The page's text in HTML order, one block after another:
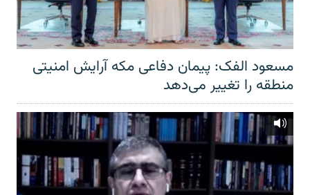
مسعود الفک: پیمان دفاعی مکه آرایش امنیتی
منطقه را تغییر می‌دهد